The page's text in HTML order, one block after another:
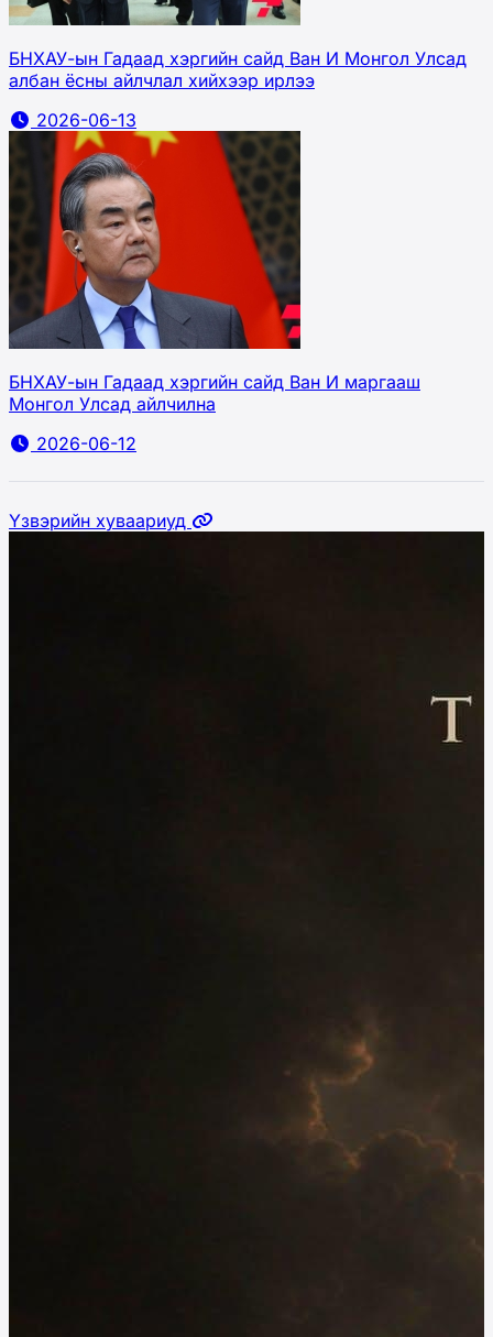
БНХАУ-ын Гадаад хэргийн сайд Ван И Монгол Улсад
албан ёсны айлчлал хийхээр ирлээ
2026-06-13
БНХАУ-ын Гадаад хэргийн сайд Ван И маргааш
Монгол Улсад айлчилна
2026-06-12
Үзвэрийн хуваариуд